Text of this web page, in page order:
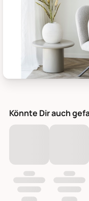
Könnte Dir auch